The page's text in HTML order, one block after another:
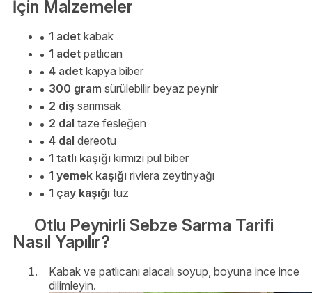
İçin Malzemeler
1 adet kabak
1 adet patlıcan
4 adet kapya biber
300 gram sürülebilir beyaz peynir
2 diş sarımsak
2 dal taze fesleğen
4 dal dereotu
1 tatlı kaşığı kırmızı pul biber
1 yemek kaşığı riviera zeytinyağı
1 çay kaşığı tuz
Otlu Peynirli Sebze Sarma Tarifi
Nasıl Yapılır?
Kabak ve patlıcanı alacalı soyup, boyuna ince ince
dilimleyin.